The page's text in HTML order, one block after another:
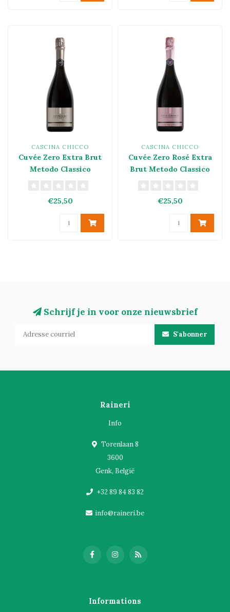
CASCINA CHICCO
Cuvée Zero Extra Brut
Metodo Classico
€25,50
CASCINA CHICCO
Cuvée Zero Rosé Extra
Brut Metodo Classico
€25,50
Schrijf je in voor onze nieuwsbrief
S'abonner
Raineri
Info
Torenlaan 8
3600
Genk, België
+32 89 84 83 82
info@raineri.be
Informations